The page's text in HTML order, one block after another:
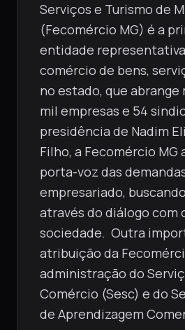
Serviços e Turismo de
(Fecomércio MG) é a
entidade
comércio de bens,
no estado, que abrange
mil empresas e 54
presidência de Nadim
Filho, a Fecomércio MG
porta-voz das
empresariado,
através do diálogo com
sociedade. Outra
atribuição da
administração do
Comércio (Sesc) e do
de Aprendizagem